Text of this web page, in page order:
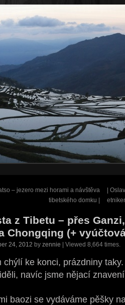
– jezero mezi horami a návštěva
tibetského domku |
|
z Tibetu – přes
Chongqing (+
24, 2012 by zennie | Viewed 8,664 times.
chýlí ke konci, prázdniny
navíc jsme nějací
baozi se vydáváme pěšky